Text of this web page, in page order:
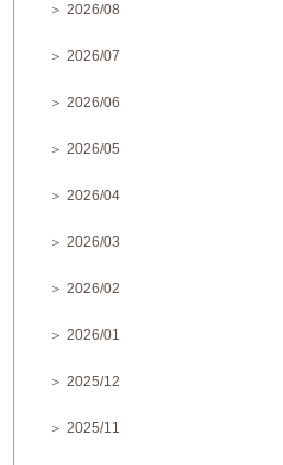
＞ 2026/08
＞ 2026/07
＞ 2026/06
＞ 2026/05
＞ 2026/04
＞ 2026/03
＞ 2026/02
＞ 2026/01
＞ 2025/12
＞ 2025/11